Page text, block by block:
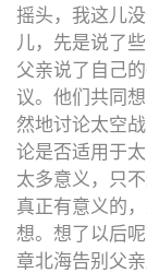
摇头，我这儿
儿，先是说了
父亲说了自己
议。他们共同
然地讨论太空
论是否适用于
太多意义，只
真正有意义的
想。想了以后
章北海告别父